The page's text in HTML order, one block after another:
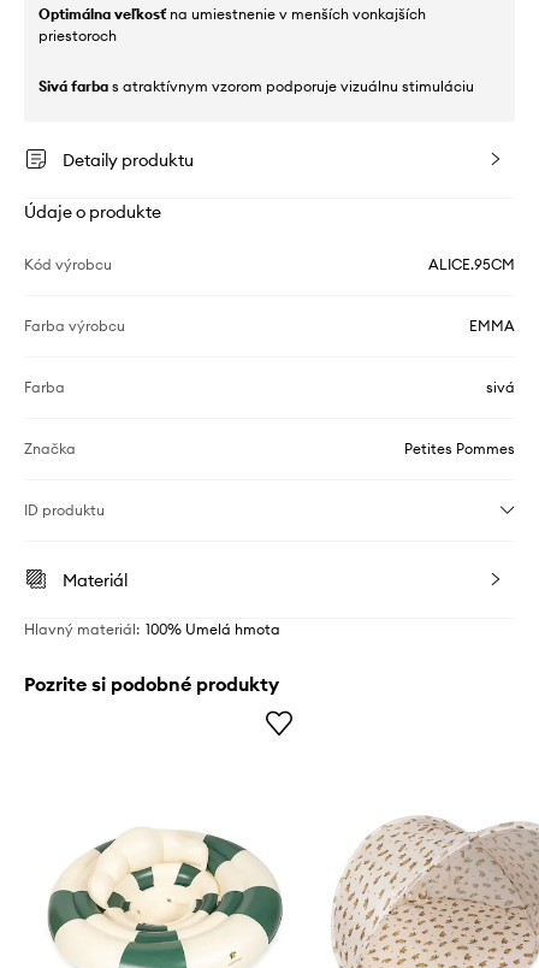
Optimálna veľkosťna umiestnenie v menších vonkajších
priestoroch
Sivá farba s atraktívnym vzorom podporuje vizuálnu stimuláciu
Detaily produktu
Údaje o produkte
Kód výrobcu ALICE.95CM
Farba výrobcu EMMA
Farba sivá
Značka Petites Pommes
ID produktu
Materiál
Hlavný materiál: 100% Umelá hmota
Pozrite si podobné produkty